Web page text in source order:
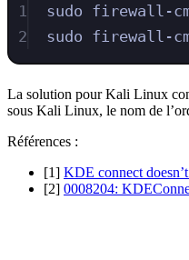
1
sudo firewall-
2
sudo firewall-
La solution pour Kali Linux
sous Kali Linux, le nom de
Références :
[1] KDE connect
[2] 0008204: